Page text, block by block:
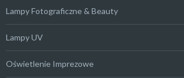
Lampy Fotograficzne & Beauty
Lampy UV
Oświetlenie Imprezowe